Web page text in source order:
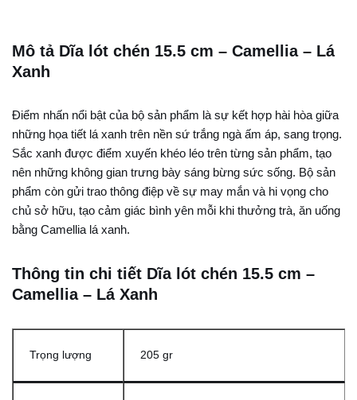
Mô tả Dĩa lót chén 15.5 cm – Camellia – Lá
Xanh
Điểm nhấn nổi bật của bộ sản phẩm là sự kết hợp hài hòa giữa
những họa tiết lá xanh trên nền sứ trắng ngà ấm áp, sang trọng.
Sắc xanh được điểm xuyến khéo léo trên từng sản phẩm, tạo
nên những không gian trưng bày sáng bừng sức sống. Bộ sản
phẩm còn gửi trao thông điệp về sự may mắn và hi vọng cho
chủ sở hữu, tạo cảm giác bình yên mỗi khi thưởng trà, ăn uống
bằng Camellia lá xanh.
Thông tin chi tiết Dĩa lót chén 15.5 cm –
Camellia – Lá Xanh
Trọng lượng 205 gr